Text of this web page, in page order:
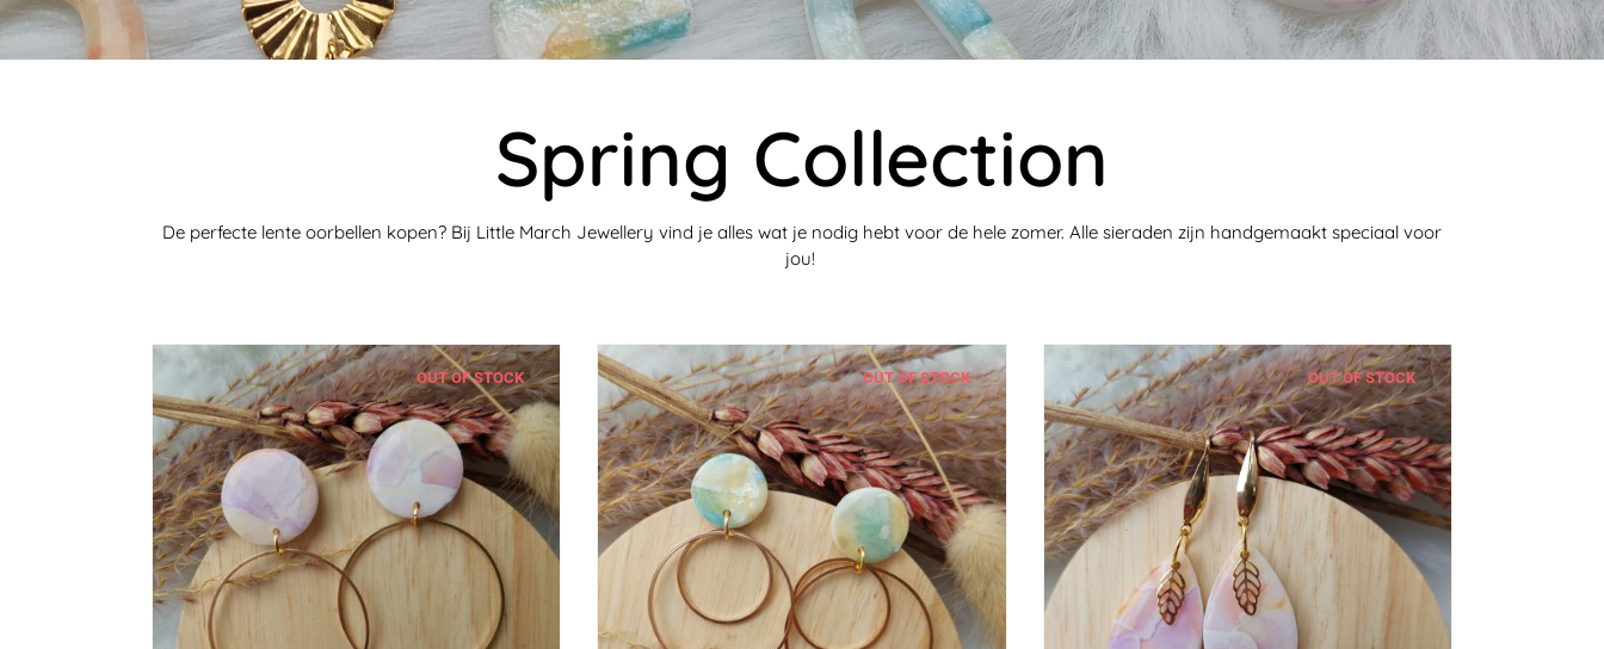
Spring Collection
De perfecte lente oorbellen kopen? Bij Little March Jewellery vind je alles wat je nodig hebt voor de hele zomer. Alle sieraden zijn handgemaakt speciaal voor
jou!
OUT OF STOCK OUT OF STOCK OUT OF STOCK